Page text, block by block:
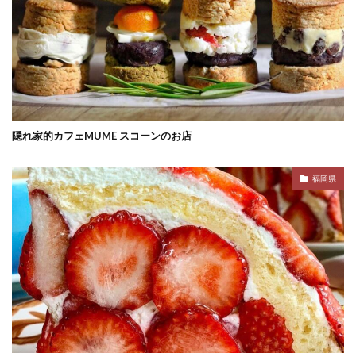
隠れ家的カフェMUME スコーンのお店
福岡県